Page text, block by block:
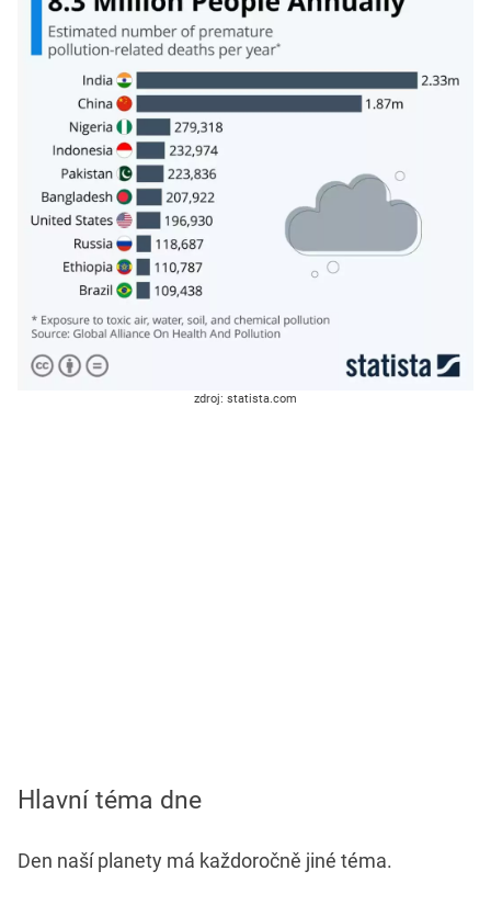
zdroj: statista.com
Hlavní téma dne
Den naší planety má každoročně jiné téma.